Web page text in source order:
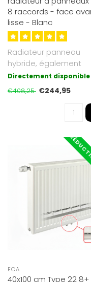
8 raccords - face
lisse - Blanc
Radiateur panneau
hybride, également
adapté basse
température. Jusqu’à
Directement disponible
€408,25 €244,95
ECA
40x100 cm Type 22 8+